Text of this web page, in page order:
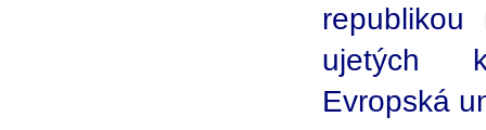
ujetých
Evropská